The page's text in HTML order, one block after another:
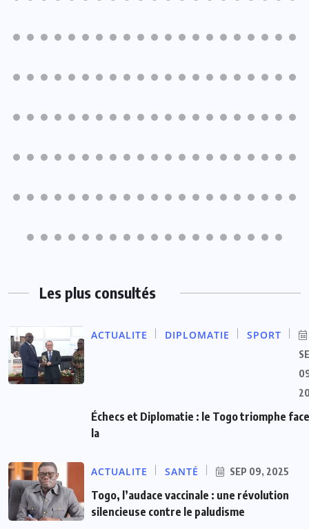
Les plus consultés
ACTUALITE DIPLOMATIE SPORT
Échecs et Diplomatie : le Togo triomphe
la
ACTUALITE SANTÉ SEP 09, 2025
Togo, l’audace vaccinale : une révolution
silencieuse contre le paludisme